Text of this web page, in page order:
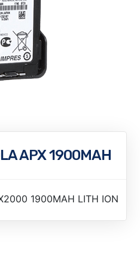
APX 1900MAH
1900MAH LITH ION